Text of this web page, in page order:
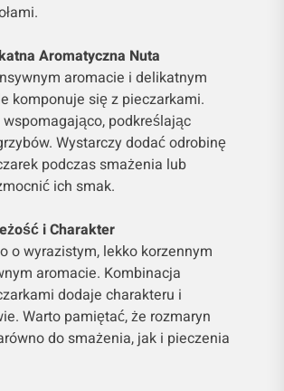
Aromatyczna Nuta
aromacie i delikatnym
komponuje się z pieczarkami.
podkreślając
Wystarczy dodać odrobinę
podczas smażenia lub
ich smak.
i Charakter
o wyrazistym, lekko korzennym
aromacie. Kombinacja
dodaje charakteru i
Warto pamiętać, że rozmaryn
do smażenia, jak i pieczenia